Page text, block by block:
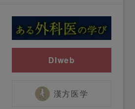
DIweb
漢方医学